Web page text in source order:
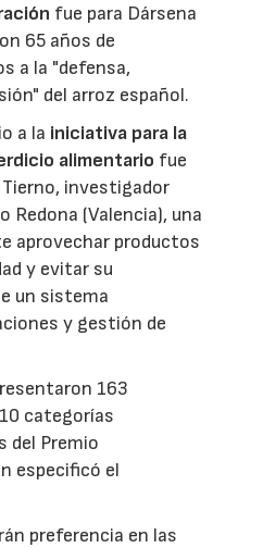
fue para Dársena
65 años de
a la "defensa,
del arroz español.
a la iniciativa para la
alimentario fue
investigador
Redona (Valencia), una
aprovechar productos
y evitar su
un sistema
y gestión de
163
categorías
del Premio
especificó el
preferencia en las